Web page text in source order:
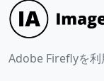
Adobe Fireflyを利